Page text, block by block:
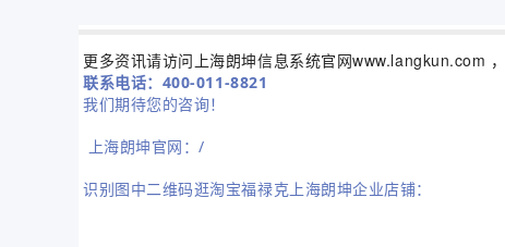
更多资讯请访问上海朗坤信息系统官网www.langkun.com
联系电话：400-011-8821
我们期待您的咨询！
上海朗坤官网：/
识别图中二维码逛淘宝福禄克上海朗坤企业店铺：